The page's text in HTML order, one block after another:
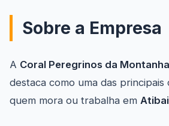
Sobre a Empresa
A Coral Peregrinos da
destaca como uma das principais
quem mora ou trabalha em